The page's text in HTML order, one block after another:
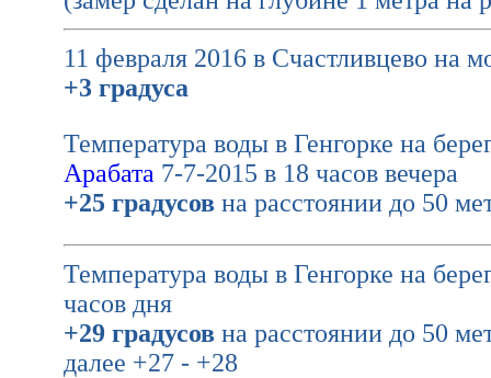
11 февраля 2016 в Счастливцево на
+3 градуса
Температура воды в Генгорке на
Арабата 7-7-2015 в 18 часов вечера
+25 градусовна расстоянии до 50
Температура воды в Генгорке на
часов дня
+29 градусовна расстоянии до 50
далее +27 - +28